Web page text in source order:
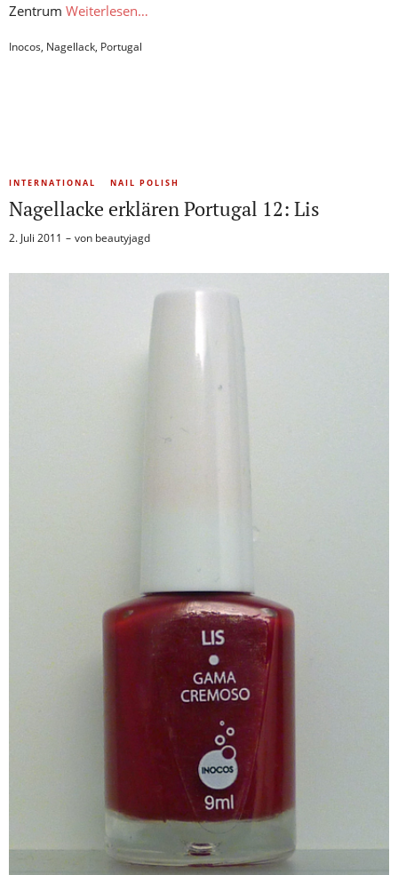
Zentrum Weiterlesen…
Inocos, Nagellack, Portugal
INTERNATIONAL NAIL POLISH
Nagellacke erklären Portugal 12: Lis
2. Juli 2011 von beautyjagd